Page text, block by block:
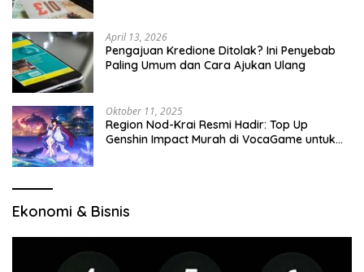
April 13, 2026
Pengajuan Kredione Ditolak? Ini Penyebab
Paling Umum dan Cara Ajukan Ulang
Oktober 11, 2025
Region Nod-Krai Resmi Hadir: Top Up
Genshin Impact Murah di VocaGame untuk
Ekonomi & Bisnis